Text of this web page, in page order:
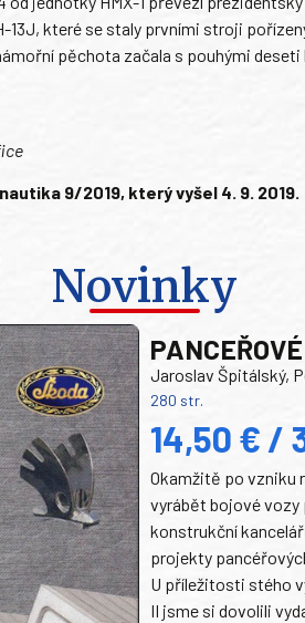
13J, které se staly prvními stroji
pěchota začala s pouhými
9/2019, který vyšel 4. 9. 2019.
Novinky
Jaroslav Špitálský,
280 str.
14,50 € /
Okamžitě po vzniku
vyrábět bojové vozy
konstrukční
projekty
U příležitosti stého
II jsme si dovolili